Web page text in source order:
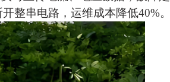
整串电路，运维成本降低40%。